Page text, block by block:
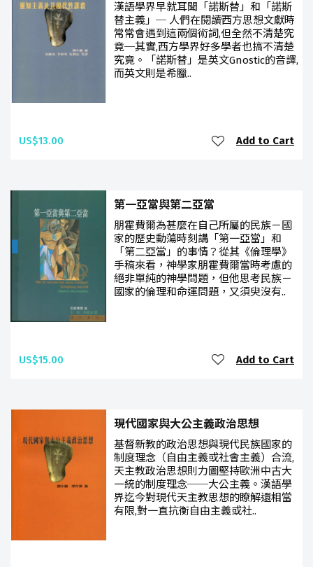
漢語學界早就耳聞「諾斯替」和「諾斯
替主義」─ 人們在閱讀西方思想文獻時
常常會遇到這兩個術詞,但全然不清楚究
竟─其實,西方學界好多學者也搞不清楚
究竟。「諾斯替」是英文Gnostic的音譯,
而英文則是希臘..
US$13.00 Add to Cart
第一亞當與第二亞當
朋霍費爾為甚麼在自己所屬的民族－國
家的歷史動蕩時刻講「第一亞當」和
「第二亞當」的事情？從其《倫理學》
手稿來看，神學家朋霍費爾當時考慮的
絕非單純的神學問題，但他思考民族－
國家的倫理和命運問題，又須臾沒有..
US$15.00 Add to Cart
現代國家與大公主義政治思想
基督新教的政治思想與現代民族國家的
制度理念（自由主義或社會主義）合流,
天主教政治思想則力圖堅持歐洲中古大
一統的制度理念──大公主義。漢語學
界迄今對現代天主教思想的瞭解還相當
有限,對一直抗衡自由主義或社..